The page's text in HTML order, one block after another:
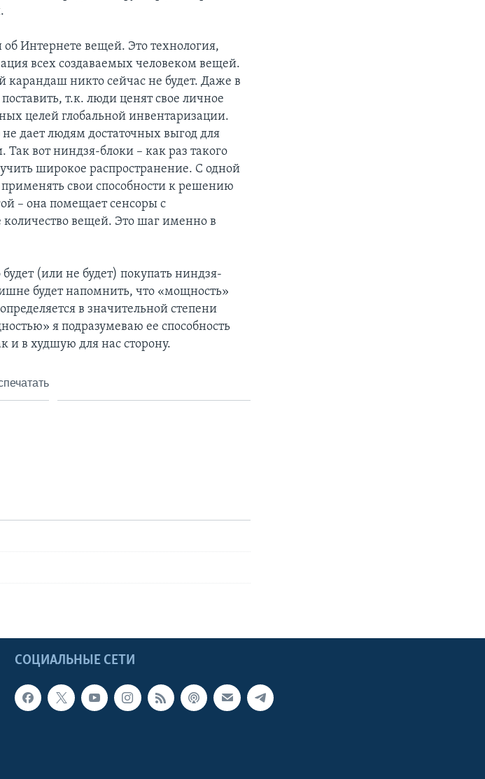
Интернете вещей. Это технология,
всех создаваемых человеком вещей.
карандаш никто сейчас не будет. Даже в
т.к. люди ценят свое личное
целей глобальной инвентаризации.
дает людям достаточных выгод для
вот ниндзя-блоки – как раз такого
широкое распространение. С одной
применять свои способности к решению
– она помещает сенсоры с
вещей. Это шаг именно в
(или не будет) покупать ниндзя-
будет напомнить, что «мощность»
в значительной степени
я подразумеваю ее способность
и в худшую для нас сторону.
СОЦИАЛЬНЫЕ СЕТИ